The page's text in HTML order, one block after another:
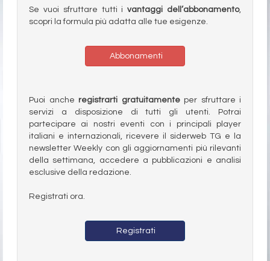
Se vuoi sfruttare tutti ivantaggi dell’abbonamento,
scopri la formula più adatta alle tue esigenze.
Abbonamenti
Puoi anche registrarti gratuitamenteper sfruttare i
servizi a disposizione di tutti gli utenti. Potrai
partecipare ai nostri eventi con i principali player
italiani e internazionali, ricevere il siderweb TG e la
newsletter Weekly con gli aggiornamenti più rilevanti
della settimana, accedere a pubblicazioni e analisi
esclusive della redazione.
Registrati ora.
Registrati